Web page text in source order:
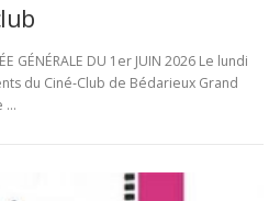
GÉNÉRALE DU 1er JUIN 2026 Le lundi
du Ciné‑Club de Bédarieux Grand
…